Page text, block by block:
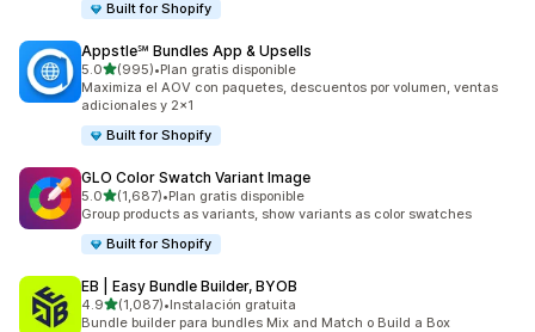
Built for Shopify
Appstle℠ Bundles App & Upsells
5.0de 5 estrellas
(995)
995 reseñas en total
•Plan gratis disponible
Maximiza el AOV con paquetes, descuentos por volumen, ventas
adicionales y 2x1
Built for Shopify
GLO Color Swatch Variant Image
5.0de 5 estrellas
(1,687)
1687 reseñas en total
•Plan gratis disponible
Group products as variants, show variants as color swatches
Built for Shopify
EB | Easy Bundle Builder, BYOB
4.9de 5 estrellas
(1,087)
1087 reseñas en total
•Instalación gratuita
Bundle builder para bundles Mix and Match o Build a Box